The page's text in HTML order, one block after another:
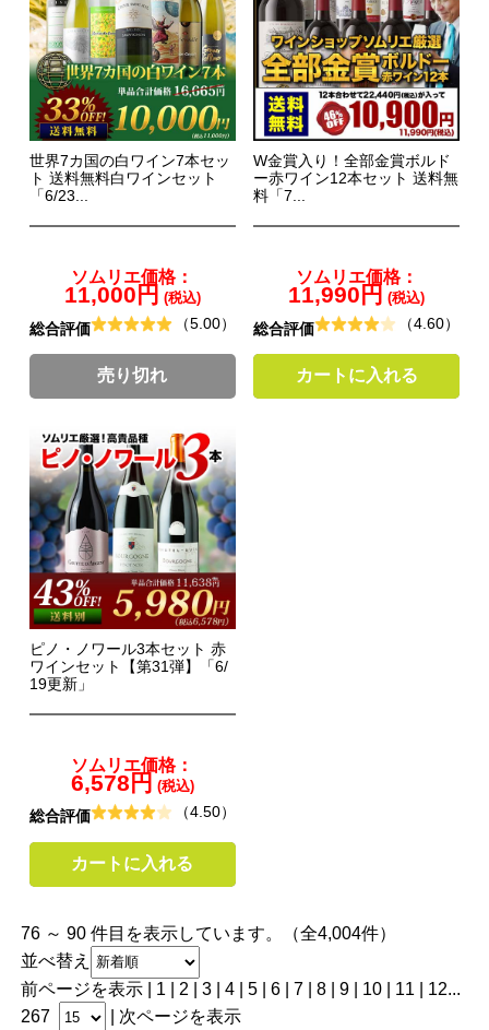
世界7カ国の白ワイン7本セッ
ト 送料無料白ワインセット
「6/23...
ソムリエ価格：
11,000円 (税込)
総合評価 （5.00）
売り切れ
W金賞入り！全部金賞ボルド
ー赤ワイン12本セット 送料無
料「7...
ソムリエ価格：
11,990円 (税込)
総合評価 （4.60）
カートに入れる
ピノ・ノワール3本セット 赤
ワインセット【第31弾】「6/
19更新」
ソムリエ価格：
6,578円 (税込)
総合評価 （4.50）
カートに入れる
76 ～ 90 件目を表示しています。（全4,004件）
並べ替え
前ページを表示| 1 2 3| 4| 5| 6 | 7| 8| 9| 10| 11 12...
267
次ページを表示